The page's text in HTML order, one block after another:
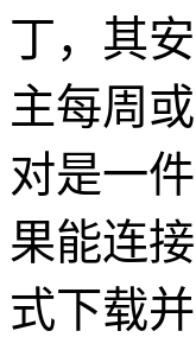
丁，其
主每周
对是一
果能连
式下载